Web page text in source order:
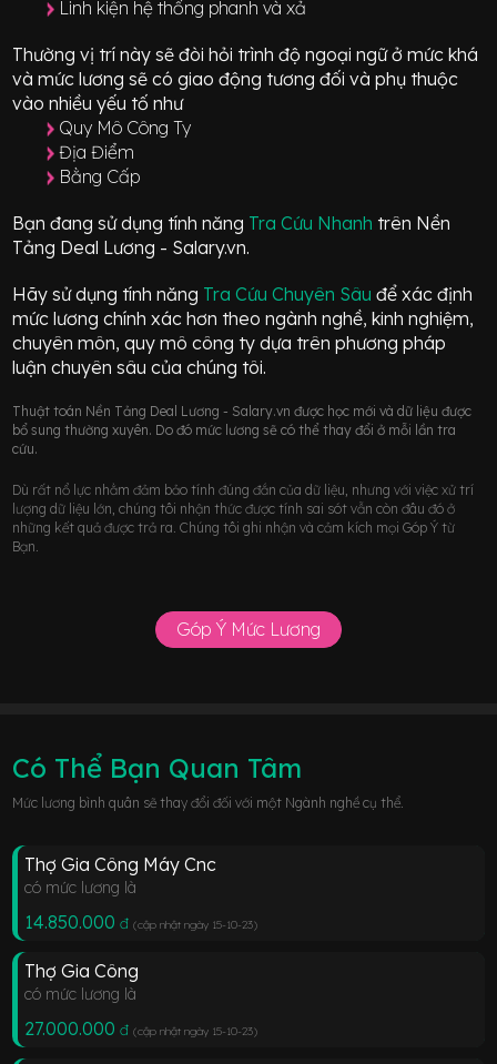
Linh kiện hệ thống phanh và xả
Thường vị trí này sẽ đòi hỏi trình độ ngoại ngữ ở mứckhá
và mức lương sẽ có giao động tương đối và phụ thuộc
vào nhiều yếu tố như
Quy Mô Công Ty
Địa Điểm
Bằng Cấp
Bạn đang sử dụng tính năng Tra Cứu Nhanh trên Nền
Tảng Deal Lương - Salary.vn.
Hãy sử dụng tính năng Tra Cứu Chuyên Sâuđể xác định
mức lương chính xác hơn theo ngành nghề, kinh nghiệm,
chuyên môn, quy mô công ty dựa trên phương pháp
luận chuyên sâu của chúng tôi.
Thuật toán Nền Tảng Deal Lương - Salary.vn được học mới và dữ liệu được
bổ sung thường xuyên. Do đó mức lương sẽ có thể thay đổi ở mỗi lần tra
cứu.
Dù rất nổ lực nhằm đảm bảo tính đúng đắn của dữ liệu, nhưng với việc xử trí
lượng dữ liệu lớn, chúng tôi nhận thức được tính sai sót vẫn còn đâu đó ở
những kết quả được trả ra. Chúng tôi ghi nhận và cảm kích mọi Góp Ý từ
Bạn.
Góp Ý Mức Lương
Có Thể Bạn Quan Tâm
Mức lương bình quân sẽ thay đổi đối với một Ngành nghề cụ thể.
Thợ Gia Công Máy Cnc
có mức lương là
14.850.000 đ (cập nhật ngày 15-10-23)
Thợ Gia Công
có mức lương là
27.000.000 đ (cập nhật ngày 15-10-23)